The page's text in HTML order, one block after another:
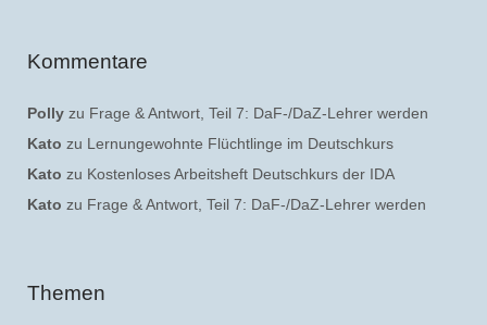
Kommentare
Polly zu Frage & Antwort, Teil 7: DaF-/DaZ-Lehrer werden
Kato zu Lernungewohnte Flüchtlinge im Deutschkurs
Kato zu Kostenloses Arbeitsheft Deutschkurs der IDA
Kato zu Frage & Antwort, Teil 7: DaF-/DaZ-Lehrer werden
Themen